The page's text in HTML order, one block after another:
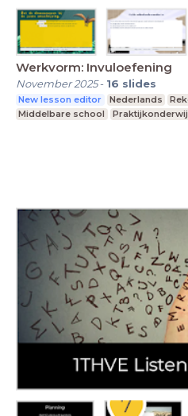
Werkvorm: Invuloefening
November 2025- 16 slides
New lesson editor Nederlands
Middelbare school